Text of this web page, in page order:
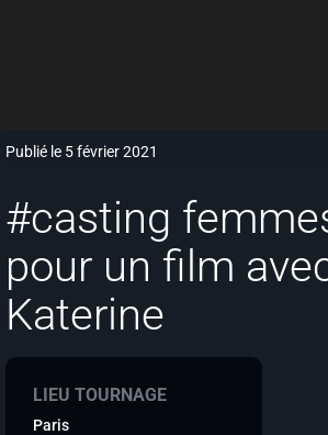
Publié le 5 février 2021
#casting
pour un film
Katerine
LIEU TOURNAGE
Paris